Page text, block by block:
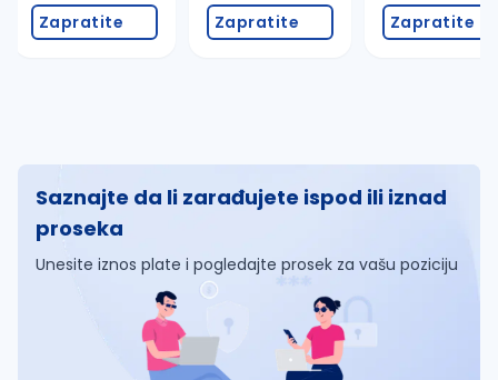
Zapratite Zapratite Zapratite
Saznajte da li zarađujete ispod ili iznad
proseka
Unesite iznos plate i pogledajte prosek za vašu poziciju